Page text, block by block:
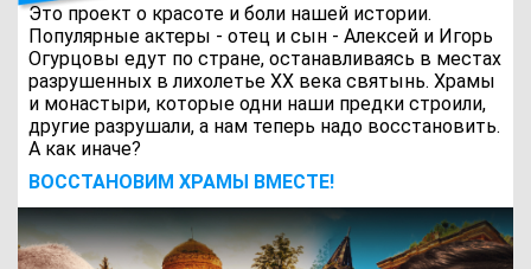
Это проект о красоте и боли нашей истории.
Популярные актеры - отец и сын - Алексей и Игорь
Огурцовы едут по стране, останавливаясь в местах
разрушенных в лихолетье ХХ века святынь. Храмы
и монастыри, которые одни наши предки строили,
другие разрушали, а нам теперь надо восстановить.
А как иначе?
ВОCСТАНОВИМ ХРАМЫ ВМЕСТЕ!